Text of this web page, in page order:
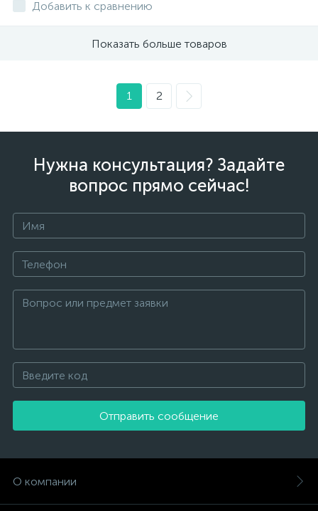
Добавить к сравнению
Показать больше товаров
1 2
Нужна консультация? Задайте
вопрос прямо сейчас!
Отправить сообщение
О компании